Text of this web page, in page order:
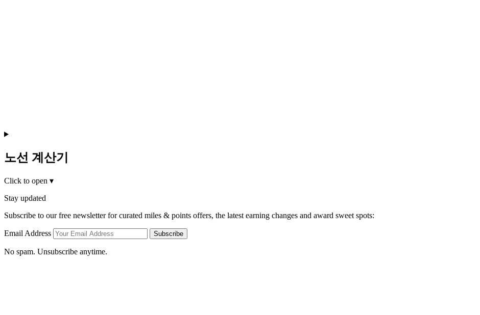
노선 계산기
Click to open ▾
Stay updated
Subscribe to our free newsletter for curated miles & points offers, the latest earning changes and award sweet spots:
Email Address Subscribe
No spam. Unsubscribe anytime.